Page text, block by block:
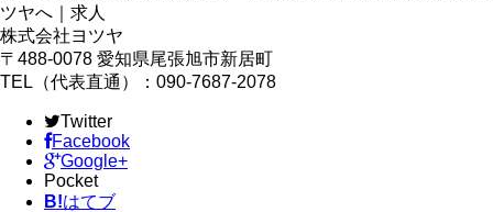
ツヤへ｜求人
株式会社ヨツヤ
〒488-0078 愛知県尾張旭市新居町
TEL（代表直通）：090-7687-2078
Twitter
Facebook
Google+
Pocket
B!はてブ